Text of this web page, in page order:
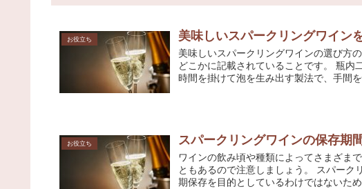
お役立ち 美味しいスパークリングワイン
美味しいスパークリングワインの選び方
どこかに記載されていることです。 瓶内
時間を掛けて泡を生み出す製法で、手間
お役立ち スパークリングワインの保存期
ワインの飲み頃や種類によってさまざま
ともあるので注意しましょう。 スパーク
期保存を目的としているわけではないた